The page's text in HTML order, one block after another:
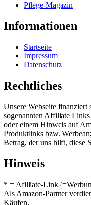
Pflege-Magazin
Informationen
Startseite
Impressum
Datenschutz
Rechtliches
Unsere Webseite finanziert
sogenannten Affiliate
oder einem Hinweis auf
Produktlinks bzw.
Betrag, der uns hilft, diese
Hinweis
* = Afilliate-Link
Als Amazon-Partner
Käufen.